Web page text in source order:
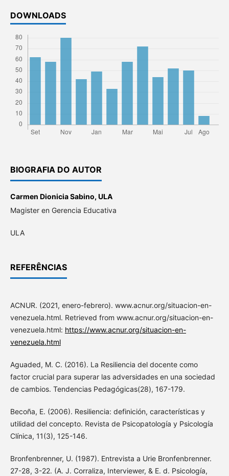
DOWNLOADS
BIOGRAFIA DO AUTOR
Carmen Dionicia Sabino, ULA
Magister en Gerencia Educativa
ULA
REFERÊNCIAS
ACNUR. (2021, enero-febrero). www.acnur.org/situacion-en-
venezuela.html. Retrieved from www.acnur.org/situacion-en-
venezuela.html: https://www.acnur.org/situacion-en-
venezuela.html
Aguaded, M. C. (2016). La Resiliencia del docente como
factor crucial para superar las adversidades en una sociedad
de cambios. Tendencias Pedagógicas(28), 167-179.
Becoña, E. (2006). Resiliencia: definición, características y
utilidad del concepto. Revista de Psicopatología y Psicología
Clínica, 11(3), 125-146.
Bronfenbrenner, U. (1987). Entrevista a Urie Bronfenbrenner.
27-28, 3-22. (A. J. Corraliza, Interviewer, & E. d. Psicología,